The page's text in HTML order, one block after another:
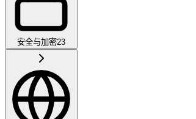
安全与加密23